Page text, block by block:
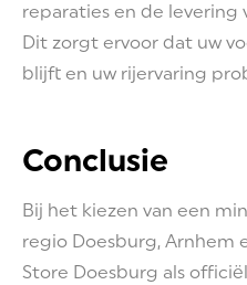
reparaties en de levering
Dit zorgt ervoor dat uw
blijft en uw rijervaring
Conclusie
Bij het kiezen van een
regio Doesburg, Arnhem
Store Doesburg als